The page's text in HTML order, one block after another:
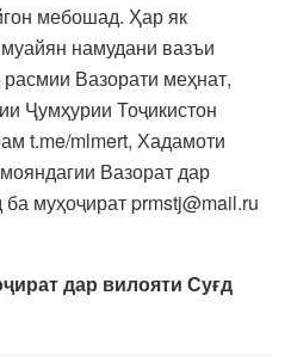
мебошад. Ҳар як
намудани вазъи
расмии Вазорати меҳнат,
Ҷумҳурии Тоҷикистон
t.me/mlmert, Хадамоти
Вазорат дар
муҳоҷират prmstj@mail.ru
дар вилояти Суғд